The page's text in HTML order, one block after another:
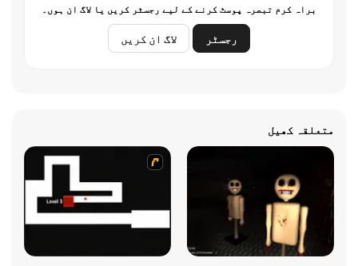
براہ کرم تبصرہ پوسٹ کرنے کے لیے رجسٹر کریں یا لاگ ان ہوں۔
رجسٹر لاگ ان کریں
متعلقہ کھیل